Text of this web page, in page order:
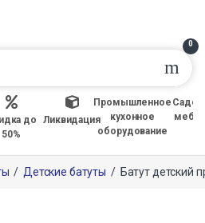
0
до
50%
Ликвидация
Промышленное
кухонное
оборудование
/ Детские батуты / Батут детский